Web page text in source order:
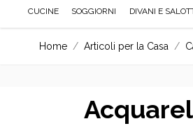
CUCINE SOGGIORNI DIVANI E
Home / Articoli per la Casa /